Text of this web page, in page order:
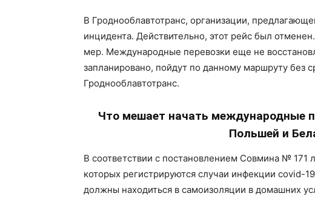
В Гроднооблавтотранс, организации,
инцидента. Действительно, этот рейс был
мер. Международные перевозки еще не
запланировано, пойдут по данному маршруту без
Гроднооблавтотранс.
Что мешает начать международные
Польшей и
В соответствии с постановлением Совмина № 171
которых регистрируются случаи инфекции covid-
должны находиться в самоизоляции в домашних